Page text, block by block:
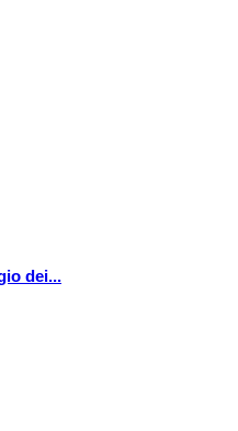
dei...